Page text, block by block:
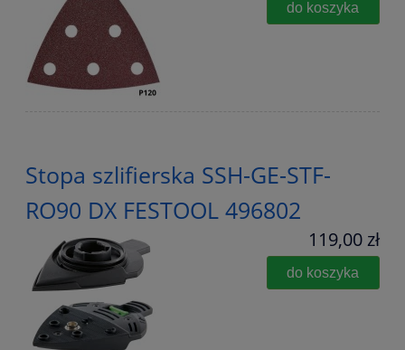
do koszyka
Stopa szlifierska SSH-GE-STF-
RO90 DX FESTOOL 496802
119,00 zł
do koszyka